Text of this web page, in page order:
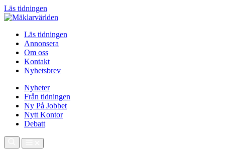
Läs tidningen
Läs tidningen
Annonsera
Om oss
Kontakt
Nyhetsbrev
Nyheter
Från tidningen
Ny På Jobbet
Nytt Kontor
Debatt